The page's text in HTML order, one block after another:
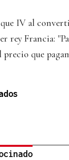
IV al
rey Francia:
precio que